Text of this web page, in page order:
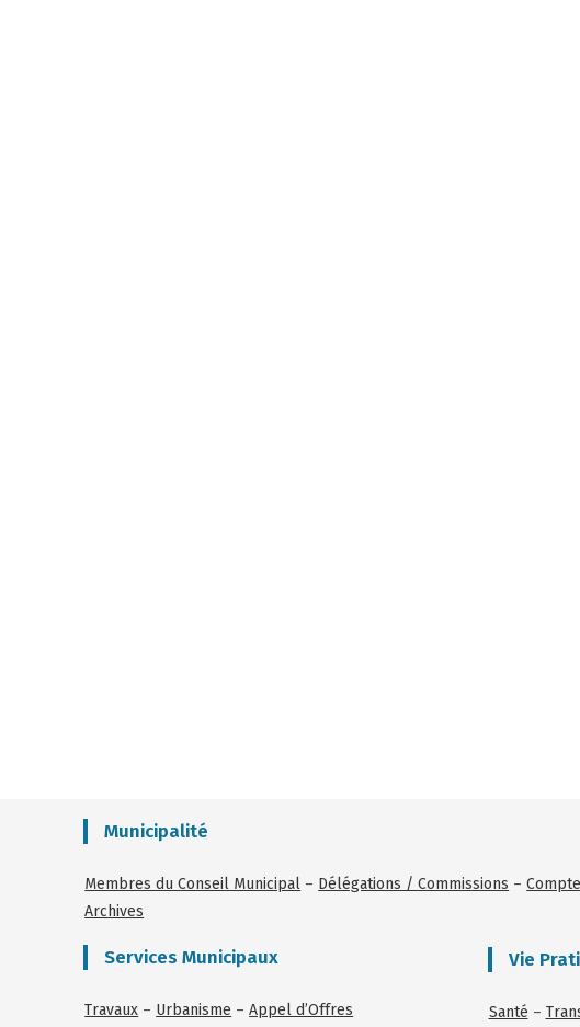
Municipalité
Membres du Conseil Municipal – Délégations / Commissions –
Archives
Services Municipaux
Travaux – Urbanisme –Appel d’Offres
Vie
Santé –